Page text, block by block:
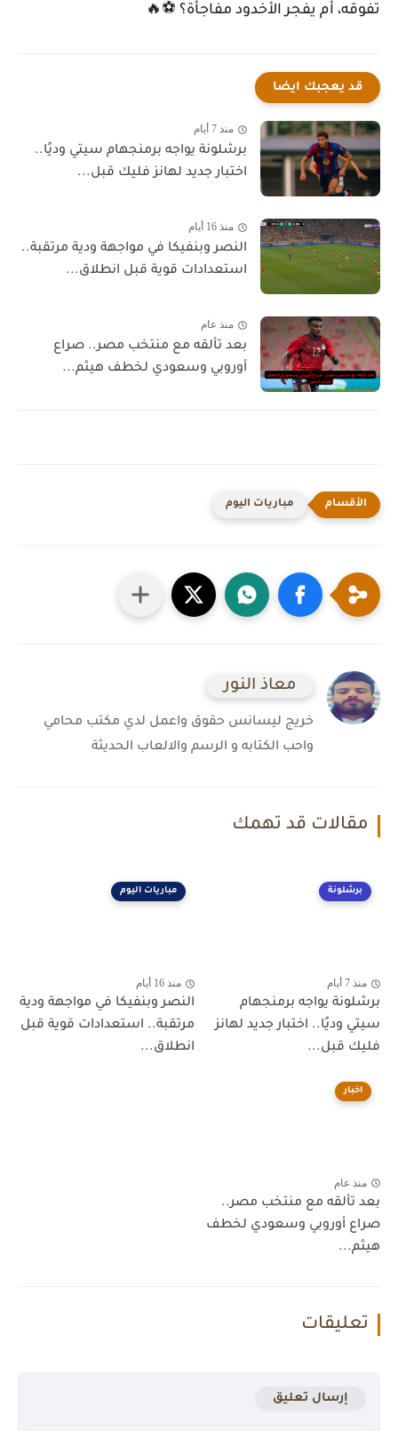
تفوقه، أم يفجر الأخدود مفاجأة؟ ⚽🔥
قد يعجبك ايضا
منذ 7 أيام
برشلونة يواجه برمنجهام سيتي وديًا..
اختبار جديد لهانز فليك قبل...
منذ 16 أيام
النصر وبنفيكا في مواجهة ودية مرتقبة..
استعدادات قوية قبل انطلاق...
منذ عام
بعد تألقه مع منتخب مصر.. صراع
أوروبي وسعودي لخطف هيثم...
مباريات اليوم
معاذ النور
خريج ليسانس حقوق واعمل لدي مكتب محامي
واحب الكتابه و الرسم والالعاب الحديثة
مقالات قد تهمك
برشلونة
منذ 7 أيام
برشلونة يواجه برمنجهام
سيتي وديًا.. اختبار جديد لهانز
فليك قبل...
مباريات اليوم
منذ 16 أيام
النصر وبنفيكا في مواجهة ودية
مرتقبة.. استعدادات قوية قبل
انطلاق...
اخبار
منذ عام
بعد تألقه مع منتخب مصر..
صراع أوروبي وسعودي لخطف
هيثم...
تعليقات
إرسال تعليق